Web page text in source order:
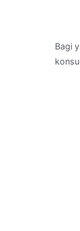
Bagi